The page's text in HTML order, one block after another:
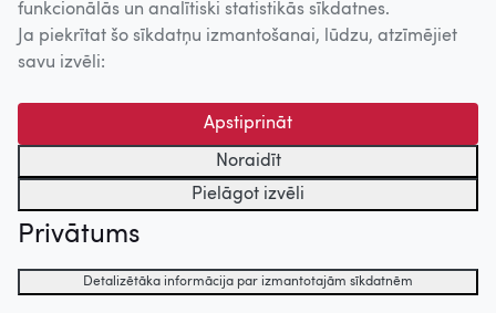
kinofotofonodokumentu arhīvs.
funkcionālās un analītiski statistikās sīkdatnes.
Ja piekrītat šo sīkdatņu izmantošanai, lūdzu, atzīmējiet
savu izvēli:
Apstiprināt
Noraidīt
Pielāgot izvēli
Privātums
Detalizētāka informācija par izmantotajām sīkdatnēm